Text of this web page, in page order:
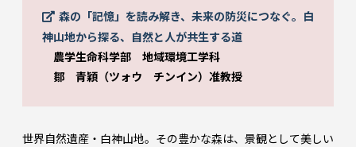
森の「記憶」を読み解き、未来の防災につなぐ。白
神山地から探る、自然と人が共生する道
農学生命科学部 地域環境工学科
鄒 青穎（ツォウ チンイン）准教授
世界自然遺産・白神山地。その豊かな森は、景観として美しい